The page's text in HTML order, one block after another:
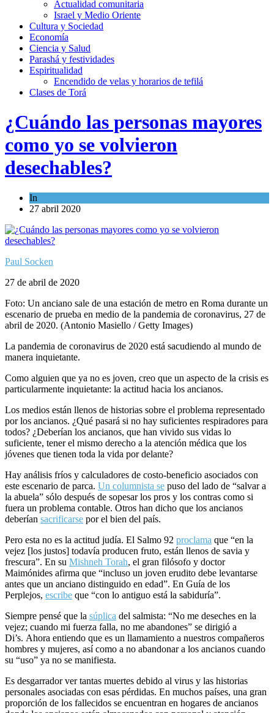
Actualidad comunitaria
Israel y Medio Oriente
Cultura y Sociedad
Economía
Ciencia y Salud
Parashá y festividades
Espiritualidad
Encendido de velas y horarios de tefilá
Clases de Torá
¿Cuándo las personas mayores
como yo se volvieron
desechables?
In
27 abril 2020
Paul Socken
27 de abril de 2020
Foto: Un anciano sale de una estación de metro en Roma durante un
escenario de prueba en medio de la pandemia de coronavirus, 27 de
abril de 2020. (Antonio Masiello / Getty Images)
La pandemia de coronavirus de 2020 está sacudiendo al mundo de
manera inquietante.
Como alguien que ya no es joven, creo que un aspecto de la crisis es
particularmente inquietante: la actitud hacia los ancianos.
Los medios están llenos de historias sobre el problema representado
por los ancianos. ¿Qué pasará si no hay suficientes respiradores para
todos? ¿Deberían los ancianos, que han vivido sus vidas lo
suficiente, tener el mismo derecho a la atención médica que los
jóvenes que tienen toda la vida por delante?
Hay análisis fríos y calculadores de costo-beneficio asociados con
este escenario de parca. Un columnista se puso del lado de “salvar a
la abuela” sólo después de sopesar los pros y los contras como si
fuera un problema contable. Otros han dicho que los ancianos
deberían sacrificarse por el bien del país.
Pero esta no es la actitud judía. El Salmo 92 proclama que “en la
vejez [los justos] todavía producen fruto, están llenos de savia y
frescura”. En su Mishneh Torah, el gran filósofo y doctor
Maimónides afirma que “incluso un joven erudito debe levantarse
antes que un anciano distinguido en edad”. En Guía de los
Perplejos, escribe que “con lo antiguo está la sabiduría”.
Siempre pensé que la súplica del salmista: “No me deseches en la
vejez; cuando mi fuerza falla, no me abandones” se dirigió a
Di’s. Ahora entiendo que es un llamamiento a nuestros compañeros
hombres y mujeres, así como a no abandonar a los ancianos cuando
su “uso” ya no se manifiesta.
Es desgarrador ver tantas muertes debido al virus y las historias
personales asociadas con esas pérdidas. En muchos países, una gran
proporción de los fallecidos se encuentran en hogares de ancianos